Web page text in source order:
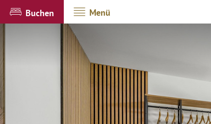
Buchen Menü